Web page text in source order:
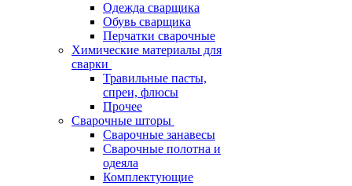
Одежда сварщика
Обувь сварщика
Перчатки сварочные
Химические материалы для
сварки
Травильные пасты,
спреи, флюсы
Прочее
Сварочные шторы
Сварочные занавесы
Сварочные полотна и
одеяла
Комплектующие